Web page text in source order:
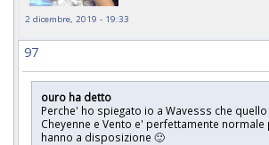
2 dicembre, 2019 - 19:33
97
ouro ha detto
Perche' ho spiegato io a Wavesss che
Cheyenne e Vento e' perfettamente normale
hanno a disposizione 🙂